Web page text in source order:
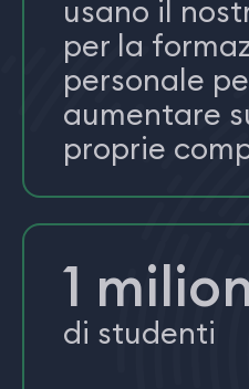
usano il
per la
personale
aumentare
proprie
1
di studenti